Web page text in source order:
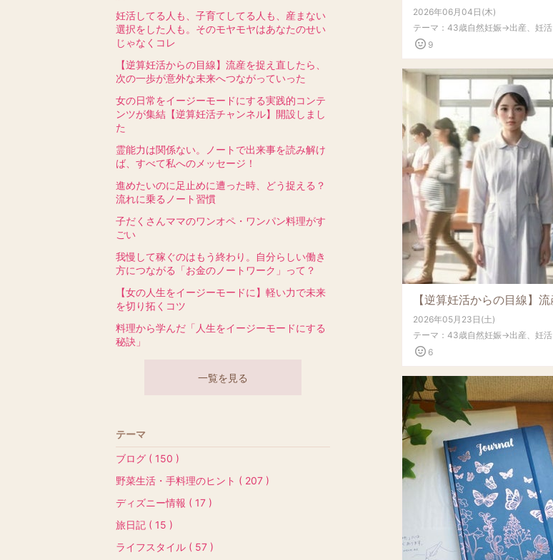
2026年06月04日(木)
テーマ： 43歳自然妊娠→出産、妊活
9
2026年05月23日(土)
テーマ： 43歳自然妊娠→出産、妊活
6
妊活してる人も、子育てしてる人も、産まない
選択をした人も。そのモヤモヤはあなたのせい
じゃなくコレ
【逆算妊活からの目線】流産を捉え直したら、
次の一歩が意外な未来へつながっていった
女の日常をイージーモードにする実践的コンテ
ンツが集結【逆算妊活チャンネル】開設しまし
た
霊能力は関係ない。ノートで出来事を読み解け
ば、すべて私へのメッセージ！
進めたいのに足止めに遭った時、どう捉える？
流れに乗るノート習慣
子だくさんママのワンオペ・ワンパン料理がす
ごい
我慢して稼ぐのはもう終わり。自分らしい働き
方につながる「お金のノートワーク」って？
【女の人生をイージーモードに】軽い力で未来
を切り拓くコツ
料理から学んだ「人生をイージーモードにする
秘訣」
一覧を見る
テーマ
ブログ ( 150 )
野菜生活・手料理のヒント ( 207 )
ディズニー情報 ( 17 )
旅日記 ( 15 )
ライフスタイル ( 57 )